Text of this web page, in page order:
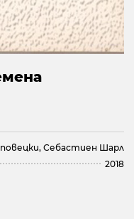
Себастиен Шарл
2018